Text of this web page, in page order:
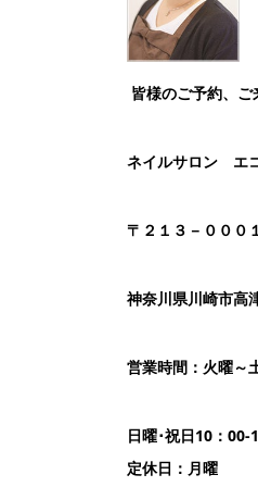
皆様のご予約、ご
ネイルサロン エ
〒２１３－０００
神奈川県川崎市高
営業時間：火曜～
日曜･祝日10：00-
定休日：月曜